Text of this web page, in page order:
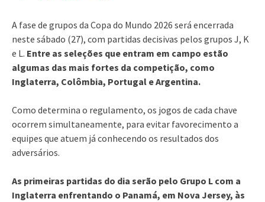
A fase de grupos da Copa do Mundo 2026 será encerrada
neste sábado (27), com partidas decisivas pelos grupos J, K
e L. Entre as seleções que entram em campo estão
algumas das mais fortes da competição, como
Inglaterra, Colômbia, Portugal e Argentina.
Como determina o regulamento, os jogos de cada chave
ocorrem simultaneamente, para evitar favorecimento a
equipes que atuem já conhecendo os resultados dos
adversários.
As primeiras partidas do dia serão pelo Grupo L com a
Inglaterra enfrentando o Panamá, em Nova Jersey, às